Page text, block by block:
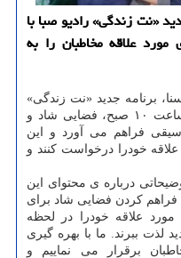
«نت زندگی» رادیو صبا با
علاقه مخاطبان را به
برنامه جدید «نت زندگی»
در رادیو صبا، از شنبه تا چهارشنبه ساعت ۱۰ صبح، فضایی شاد و
فراهم می آورد و این
خودرا درخواست کنند و
درباره ی محتوای این
فراهم کردن فضایی شاد برای
مورد علاقه خودرا در لحظه
لذت ببرند. ما با بهره گیری
برقرار می نماییم و